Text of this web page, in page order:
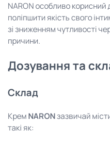
NARON особливо корисний
поліпшити якість свого
зі зниженням чутливості
причини.
Дозування та
Склад
Крем NARONзазвичай
такі як: